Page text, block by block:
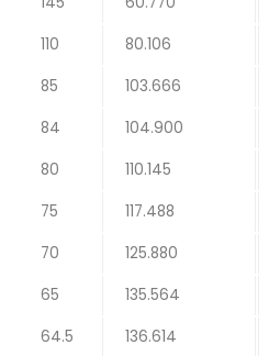
110
80.106
85
103.666
84
104.900
80
110.145
75
117.488
70
125.880
65
135.564
64.5
136.614